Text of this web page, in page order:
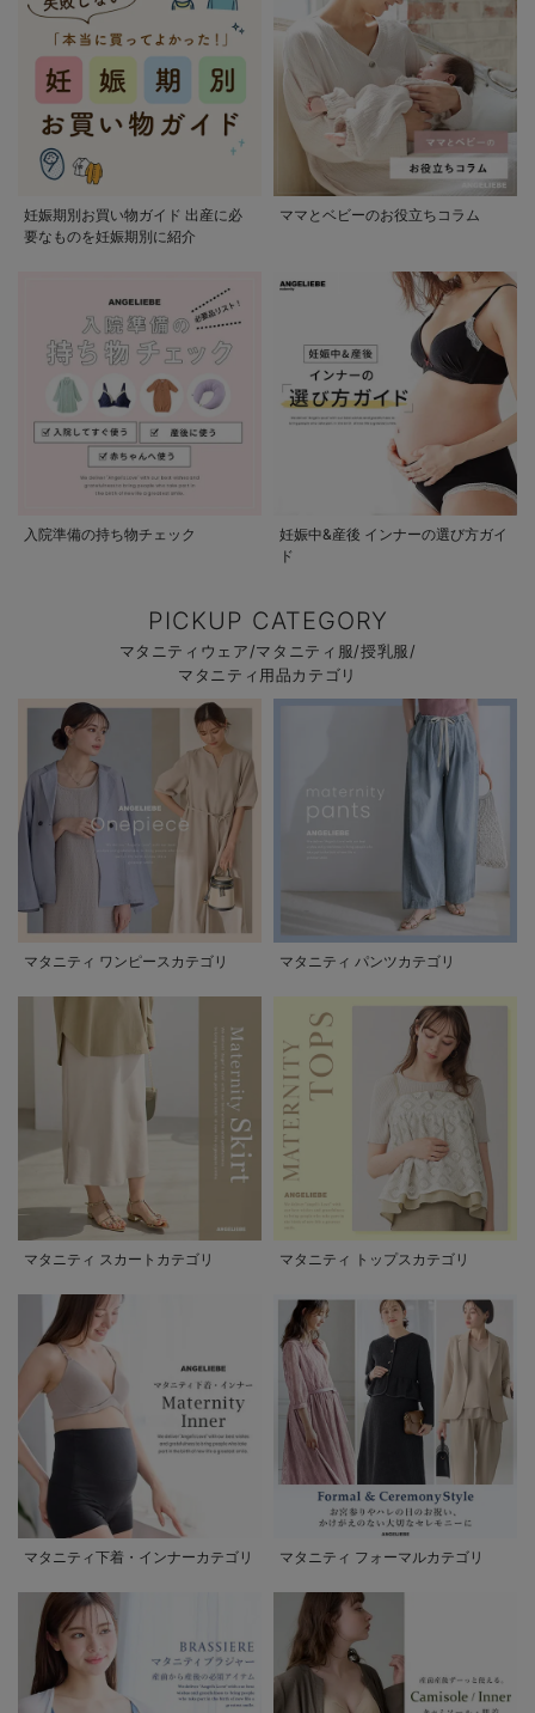
妊娠期別お買い物ガイド 出産に必
要なものを妊娠期別に紹介
ママとベビーのお役立ちコラム
入院準備の持ち物チェック
妊娠中&産後 インナーの選び方ガイ
ド
PICKUP CATEGORY
マタニティウェア/マタニティ服/授乳服/
マタニティ用品カテゴリ
マタニティ ワンピースカテゴリ マタニティ パンツカテゴリ
マタニティ スカートカテゴリ マタニティ トップスカテゴリ
マタニティ下着・インナーカテゴリ マタニティ フォーマルカテゴリ